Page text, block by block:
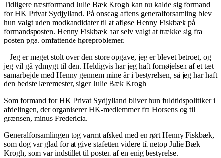
Tidligere næstformand Julie Bæk Krogh kan nu kalde sig formand
for HK Privat Sydjylland. På onsdag aftens generalforsamling blev
hun valgt uden modkandidater til at afløse Henny Fiskbæk på
formandsposten. Henny Fiskbæk har selv valgt at trække sig fra
posten pga. omfattende høreproblemer.
– Jeg er meget stolt over den store opgave, jeg er blevet betroet, og
jeg vil gå ydmygt til den. Heldigvis har jeg haft fornøjelsen af et tæt
samarbejde med Henny gennem mine år i bestyrelsen, så jeg har haft
den bedste læremester, siger Julie Bæk Krogh.
Som formand for HK Privat Sydjylland bliver hun fuldtidspolitiker i
afdelingen, der organiserer HK-medlemmer fra Horsens og til
grænsen, minus Fredericia.
Generalforsamlingen tog varmt afsked med en rørt Henny Fiskbæk,
som dog var glad for at give stafetten videre til netop Julie Bæk
Krogh, som var indstillet til posten af en enig bestyrelse.